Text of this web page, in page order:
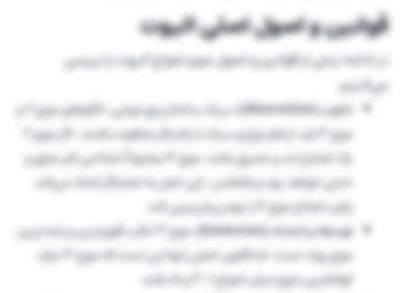
قوانین و اصول اصلی الیوت
در ادامه برخی از قوانین و اصول مهم امواج الیوت را بررسی
می‌کنیم.
تناوب (Alternation):
در یک ساختار پنج موجی، الگوهای موج ۲ و
یک اصلاح تند و عمیق باشد، موج ۴ معمولاً اصلاحی کم عمق و
خنثی خواهد بود و بالعکس. این اصل به تحلیلگر کمک می‌کند
پایان اصلاح موج ۴ را بهتر پیش‌بینی کند.
توسعه و امتداد (Extension):
موج ۳ اغلب قوی‌ترین و بلندترین
موج روند است، اما قانون اصلی تنها این است که موج ۳ نباید
کوتاه‌ترین موج میان امواج ۱، ۳ و ۵ باشد.